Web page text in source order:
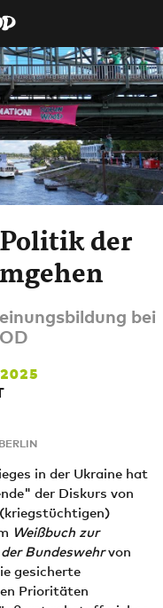
der
bei
in der Ukraine hat
der Diskurs von
Weißbuch zur
Bundeswehrvon
gesicherte
Prioritäten